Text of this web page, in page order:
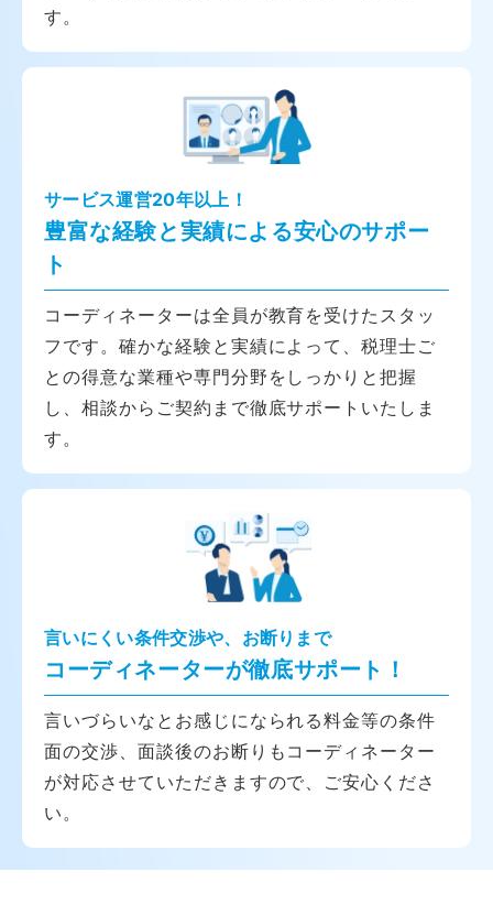
す。
サービス運営20年以上！
豊富な経験と実績による安心のサポー
ト
コーディネーターは全員が教育を受けたスタッ
フです。確かな経験と実績によって、税理士ご
との得意な業種や専門分野をしっかりと把握
し、相談からご契約まで徹底サポートいたしま
す。
言いにくい条件交渉や、お断りまで
コーディネーターが徹底サポート！
言いづらいなとお感じになられる料金等の条件
面の交渉、面談後のお断りもコーディネーター
が対応させていただきますので、ご安心くださ
い。